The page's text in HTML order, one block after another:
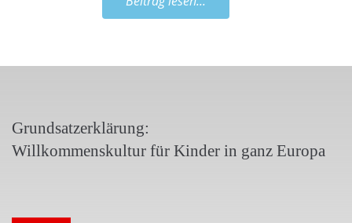
Grundsatzerklärung:
Willkommenskultur für Kinder in ganz Europa